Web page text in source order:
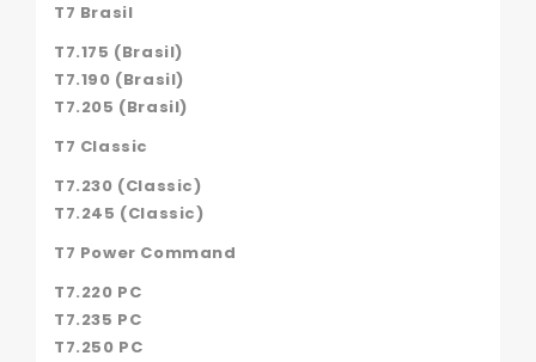
T7 Brasil
T7.175 (Brasil)
T7.190 (Brasil)
T7.205 (Brasil)
T7 Classic
T7.230 (Classic)
T7.245 (Classic)
T7 Power Command
T7.220 PC
T7.235 PC
T7.250 PC